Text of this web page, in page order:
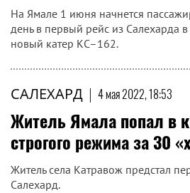
На Ямале 1 июня начнется
день в первый рейс из Салехарда
новый катер КС–162.
САЛЕХАРД | 4 мая 2022, 18:53
Житель Ямала попал в
строгого режима за 30
Житель села Катравож предстал
Салехард.